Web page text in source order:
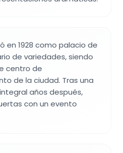
en 1928 como palacio de
de variedades, siendo
centro de
de la ciudad. Tras una
años después,
con un evento